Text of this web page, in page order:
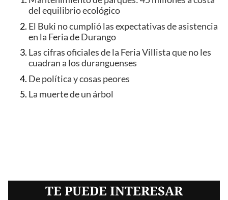
del equilibrio ecológico
El Buki no cumplió las expectativas de asistencia
en la Feria de Durango
Las cifras oficiales de la Feria Villista que no les
cuadran a los duranguenses
De política y cosas peores
La muerte de un árbol
TE PUEDE INTERESAR